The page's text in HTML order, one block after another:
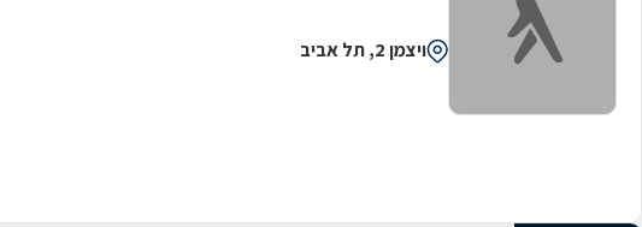
ויצמן 2, תל אביב